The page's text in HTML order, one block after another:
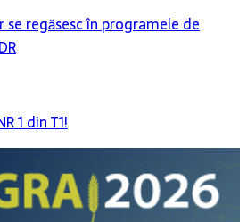
regăsesc în programele de
1 din T1!